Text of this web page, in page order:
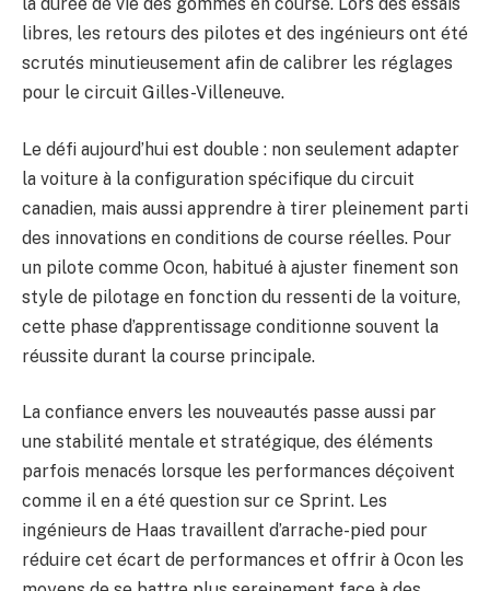
libres, les retours des pilotes et des ingénieurs ont été
scrutés minutieusement afin de calibrer les réglages
pour le circuit Gilles-Villeneuve.
Le défi aujourd’hui est double : non seulement adapter
la voiture à la configuration spécifique du circuit
canadien, mais aussi apprendre à tirer pleinement parti
des innovations en conditions de course réelles. Pour
un pilote comme Ocon, habitué à ajuster finement son
style de pilotage en fonction du ressenti de la voiture,
cette phase d’apprentissage conditionne souvent la
réussite durant la course principale.
La confiance envers les nouveautés passe aussi par
une stabilité mentale et stratégique, des éléments
parfois menacés lorsque les performances déçoivent
comme il en a été question sur ce Sprint. Les
ingénieurs de Haas travaillent d’arrache-pied pour
réduire cet écart de performances et offrir à Ocon les